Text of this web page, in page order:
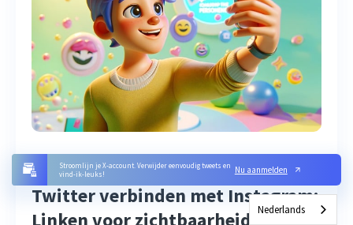
Stroomlijn je X-account. Verwijder eenvoudig tweets en
vind-ik-leuks!
Nu aanmelden
NOVEMBER 19, 2024
Twitter verbinden met Instagram:
Linken voor zichtbaarheid Nederlands